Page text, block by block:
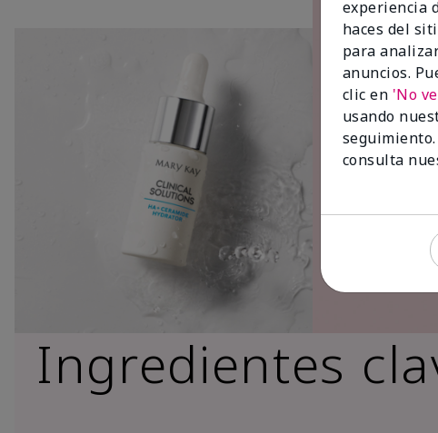
Ingredientes
experiencia
haces del
para
anuncios.
clic en 'No
usando
consulta